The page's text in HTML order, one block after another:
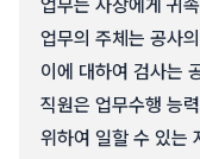
업무는 사장에게 귀
업무의 주체는 공사
이에 대하여 검사는
직원은 업무수행 능
위하여 일할 수 있는